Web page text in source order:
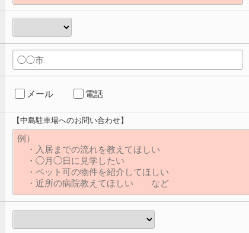
メール 電話
【中島駐車場へのお問い合わせ】